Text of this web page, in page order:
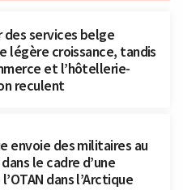
des services belge
légère croissance, tandis
et l’hôtellerie-
reculent
envoie des militaires au
le cadre d’une
dans l’Arctique